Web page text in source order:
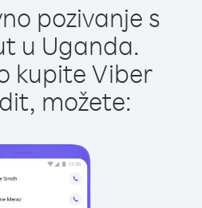
pozivanje s
u Uganda.
kupite Viber
možete: